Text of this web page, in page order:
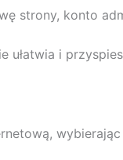
strony, konto
ułatwia i